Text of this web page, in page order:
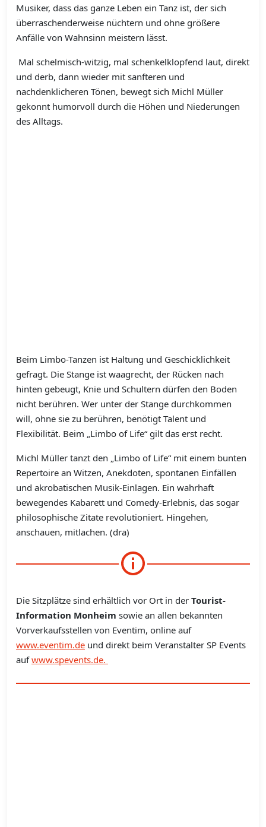
Musiker, dass das ganze Leben ein Tanz ist, der sich
überraschenderweise nüchtern und ohne größere
Anfälle von Wahnsinn meistern lässt.
Mal schelmisch-witzig, mal schenkelklopfend laut, direkt
und derb, dann wieder mit sanfteren und
nachdenklicheren Tönen, bewegt sich Michl Müller
gekonnt humorvoll durch die Höhen und Niederungen
des Alltags.
Beim Limbo-Tanzen ist Haltung und Geschicklichkeit
gefragt. Die Stange ist waagrecht, der Rücken nach
hinten gebeugt, Knie und Schultern dürfen den Boden
nicht berühren. Wer unter der Stange durchkommen
will, ohne sie zu berühren, benötigt Talent und
Flexibilität. Beim „Limbo of Life“ gilt das erst recht.
Michl Müller tanzt den „Limbo of Life“ mit einem bunten
Repertoire an Witzen, Anekdoten, spontanen Einfällen
und akrobatischen Musik-Einlagen. Ein wahrhaft
bewegendes Kabarett und Comedy-Erlebnis, das sogar
philosophische Zitate revolutioniert. Hingehen,
anschauen, mitlachen. (dra)
Die Sitzplätze sind erhältlich vor Ort in der Tourist-
Information Monheim sowie an allen bekannten
Vorverkaufsstellen von Eventim, online auf
www.eventim.de und direkt beim Veranstalter SP Events
aufwww.spevents.de.